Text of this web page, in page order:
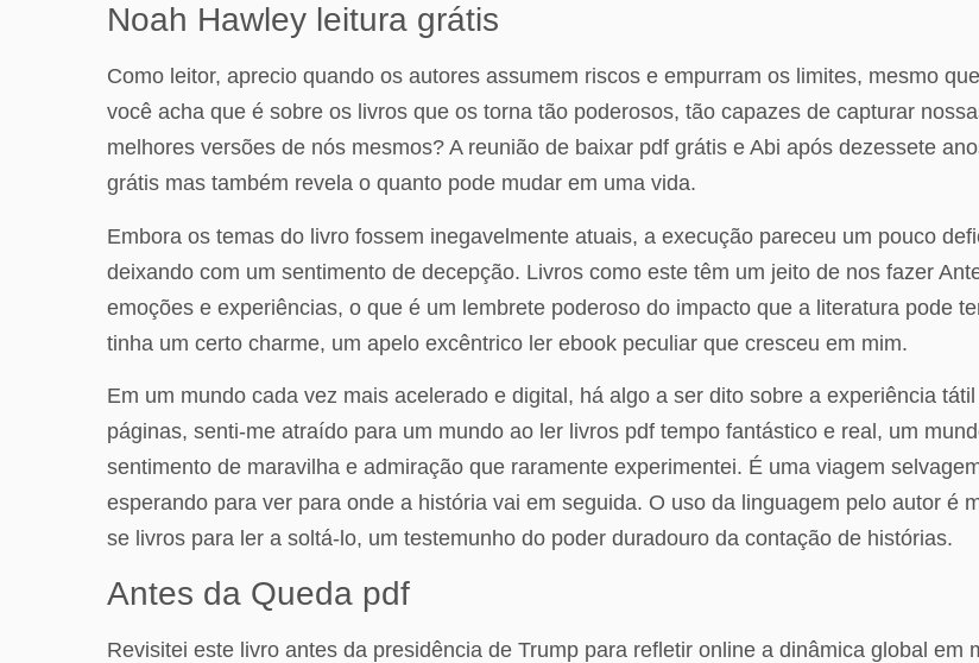
Noah Hawley leitura grátis
Como leitor, aprecio quando os autores assumem riscos e empurram os limites, mesmo
você acha que é sobre os livros que os torna tão poderosos, tão capazes de capturar
melhores versões de nós mesmos? A reunião de baixar pdf grátis e Abi após dezessete
grátis mas também revela o quanto pode mudar em uma vida.
Embora os temas do livro fossem inegavelmente atuais, a execução pareceu um pouco
deixando com um sentimento de decepção. Livros como este têm um jeito de nos fazer
emoções e experiências, o que é um lembrete poderoso do impacto que a literatura pode
tinha um certo charme, um apelo excêntrico ler ebook peculiar que cresceu em mim.
Em um mundo cada vez mais acelerado e digital, há algo a ser dito sobre a experiência
páginas, senti-me atraído para um mundo ao ler livros pdf tempo fantástico e real, um
sentimento de maravilha e admiração que raramente experimentei. É uma viagem
esperando para ver para onde a história vai em seguida. O uso da linguagem pelo autor é
se livros para ler a soltá-lo, um testemunho do poder duradouro da contação de histórias.
Antes da Queda pdf
Revisitei este livro antes da presidência de Trump para refletir online a dinâmica global